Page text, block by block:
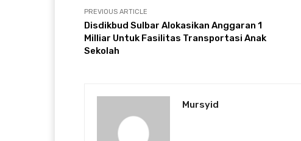
PREVIOUS ARTICLE
Disdikbud Sulbar Alokasikan Anggaran 1
Milliar Untuk Fasilitas Transportasi Anak
Sekolah
Mursyid